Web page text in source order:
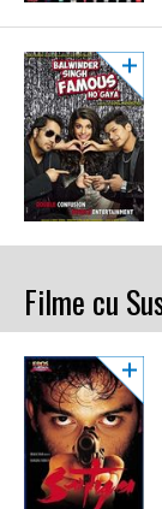
Filme cu